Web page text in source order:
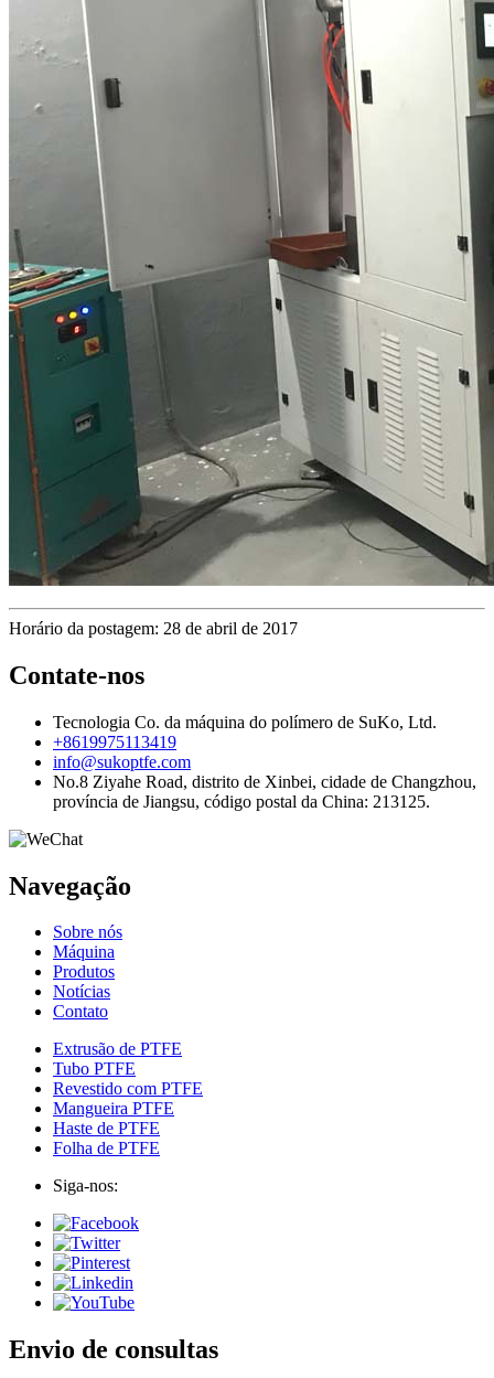
Horário da postagem: 28 de abril de 2017
Contate-nos
Tecnologia Co. da máquina do polímero de SuKo, Ltd.
+8619975113419
info@sukoptfe.com
No.8 Ziyahe Road, distrito de Xinbei, cidade de Changzhou,
província de Jiangsu, código postal da China: 213125.
Navegação
Sobre nós
Máquina
Produtos
Notícias
Contato
Extrusão de PTFE
Tubo PTFE
Revestido com PTFE
Mangueira PTFE
Haste de PTFE
Folha de PTFE
Siga-nos:
Envio de consultas